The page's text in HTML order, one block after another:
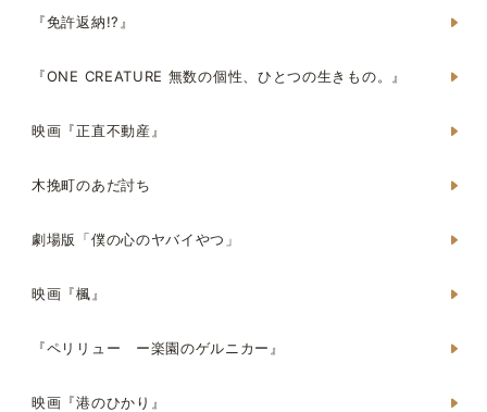
『免許返納!?』
『ONE CREATURE 無数の個性、ひとつの生きもの。』
映画『正直不動産』
木挽町のあだ討ち
劇場版「僕の心のヤバイやつ」
映画『楓』
『ペリリュー ー楽園のゲルニカー』
映画『港のひかり』